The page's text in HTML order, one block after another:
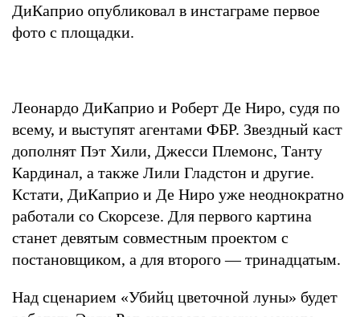
ДиКаприо опубликовал в инстаграме первое
фото с площадки.
Леонардо ДиКаприо и Роберт Де Ниро, судя по
всему, и выступят агентами ФБР. Звездный каст
дополнят Пэт Хили, Джесси Племонс, Танту
Кардинал, а также Лили Гладстон и другие.
Кстати, ДиКаприо и Де Ниро уже неоднократно
работали со Скорсезе. Для первого картина
станет девятым совместным проектом с
постановщиком, а для второго — тринадцатым.
Над сценарием «Убийц цветочной луны» будет